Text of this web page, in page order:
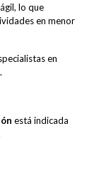
lo que
en menor
en
está indicada